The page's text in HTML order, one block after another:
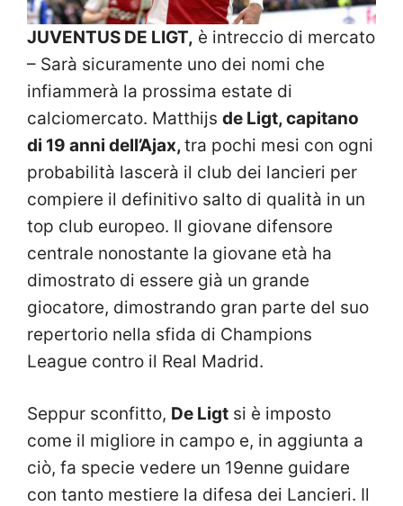
JUVENTUS DE LIGT, è intreccio di mercato
– Sarà sicuramente uno dei nomi che
infiammerà la prossima estate di
calciomercato. Matthijs de Ligt, capitano
di 19 anni dell’Ajax,tra pochi mesi con ogni
probabilità lascerà il club dei lancieri per
compiere il definitivo salto di qualità in un
top club europeo. Il giovane difensore
centrale nonostante la giovane età ha
dimostrato di essere già un grande
giocatore, dimostrando gran parte del suo
repertorio nella sfida di Champions
League contro il Real Madrid.
Seppur sconfitto, De Ligt si è imposto
come il migliore in campo e, in aggiunta a
ciò, fa specie vedere un 19enne guidare
con tanto mestiere la difesa dei Lancieri. Il